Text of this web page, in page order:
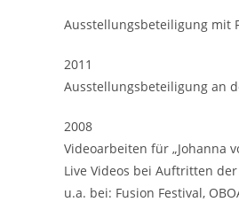
Ausstellungsbeteiligung mit
2011
Ausstellungsbeteiligung an
2008
Videoarbeiten für „Johanna
Live Videos bei Auftritten
u.a. bei: Fusion Festival,